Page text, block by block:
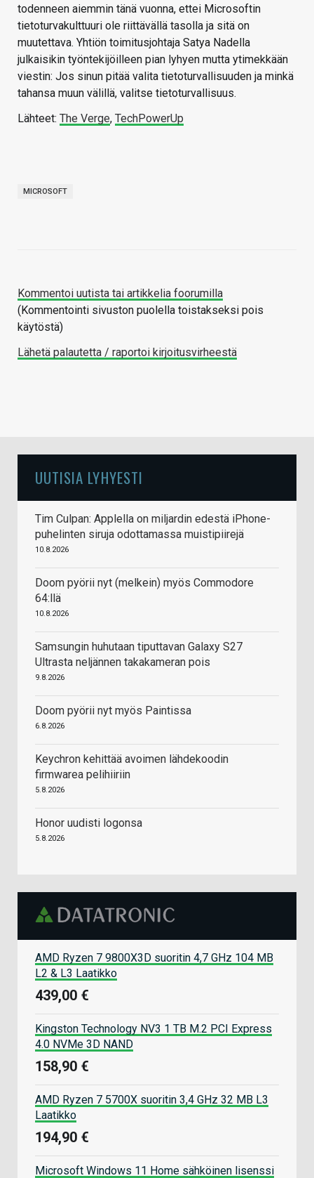
todenneen aiemmin tänä vuonna, ettei Microsoftin
tietoturvakulttuuri ole riittävällä tasolla ja sitä on
muutettava. Yhtiön toimitusjohtaja Satya Nadella
julkaisikin työntekijöilleen pian lyhyen mutta ytimekkään
viestin: Jos sinun pitää valita tietoturvallisuuden ja minkä
tahansa muun välillä, valitse tietoturvallisuus.
Lähteet: The Verge, TechPowerUp
MICROSOFT
Kommentoi uutista tai artikkelia foorumilla
(Kommentointi sivuston puolella toistakseksi pois
käytöstä)
Lähetä palautetta / raportoi kirjoitusvirheestä
UUTISIA LYHYESTI
Tim Culpan: Applella on miljardin edestä iPhone-
puhelinten siruja odottamassa muistipiirejä
10.8.2026
Doom pyörii nyt (melkein) myös Commodore
64:llä
10.8.2026
Samsungin huhutaan tiputtavan Galaxy S27
Ultrasta neljännen takakameran pois
9.8.2026
Doom pyörii nyt myös Paintissa
6.8.2026
Keychron kehittää avoimen lähdekoodin
firmwarea pelihiiriin
5.8.2026
Honor uudisti logonsa
5.8.2026
AMD Ryzen 7 9800X3D suoritin 4,7 GHz 104 MB
L2 & L3 Laatikko
439,00 €
Kingston Technology NV3 1 TB M.2 PCI Express
4.0 NVMe 3D NAND
158,90 €
AMD Ryzen 7 5700X suoritin 3,4 GHz 32 MB L3
Laatikko
194,90 €
Microsoft Windows 11 Home sähköinen lisenssi